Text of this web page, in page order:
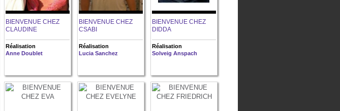
BIENVENUE CHEZ
CLAUDINE
Réalisation
Anne Doublet
BIENVENUE CHEZ
CSABI
Réalisation
Lucia Sanchez
BIENVENUE CHEZ
DIDDA
Réalisation
Solveig Anspach